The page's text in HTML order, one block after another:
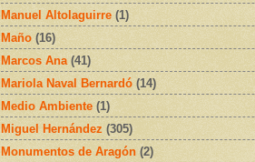
Manuel Altolaguirre (1)
Maño (16)
Marcos Ana (41)
Mariola Naval Bernardó (14)
Medio Ambiente (1)
Miguel Hernández (305)
Monumentos de Aragón (2)